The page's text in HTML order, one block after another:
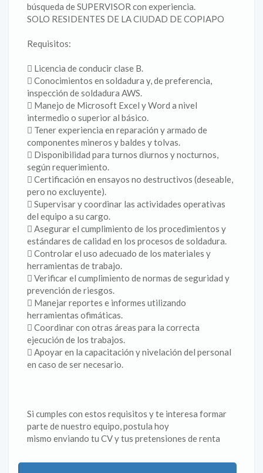
búsqueda de SUPERVISOR con experiencia.
SOLO RESIDENTES DE LA CIUDAD DE COPIAPO
Requisitos:
 Licencia de conducir clase B.
 Conocimientos en soldadura y, de preferencia,
inspección de soldadura AWS.
 Manejo de Microsoft Excel y Word a nivel
intermedio o superior al básico.
 Tener experiencia en reparación y armado de
componentes mineros y baldes y tolvas.
 Disponibilidad para turnos diurnos y nocturnos,
según requerimiento.
 Certificación en ensayos no destructivos (deseable,
pero no excluyente).
 Supervisar y coordinar las actividades operativas
del equipo a su cargo.
 Asegurar el cumplimiento de los procedimientos y
estándares de calidad en los procesos de soldadura.
 Controlar el uso adecuado de los materiales y
herramientas de trabajo.
 Verificar el cumplimiento de normas de seguridad y
prevención de riesgos.
 Manejar reportes e informes utilizando
herramientas ofimáticas.
 Coordinar con otras áreas para la correcta
ejecución de los trabajos.
 Apoyar en la capacitación y nivelación del personal
en caso de ser necesario.
Si cumples con estos requisitos y te interesa formar
parte de nuestro equipo, postula hoy
mismo enviando tu CV y tus pretensiones de renta